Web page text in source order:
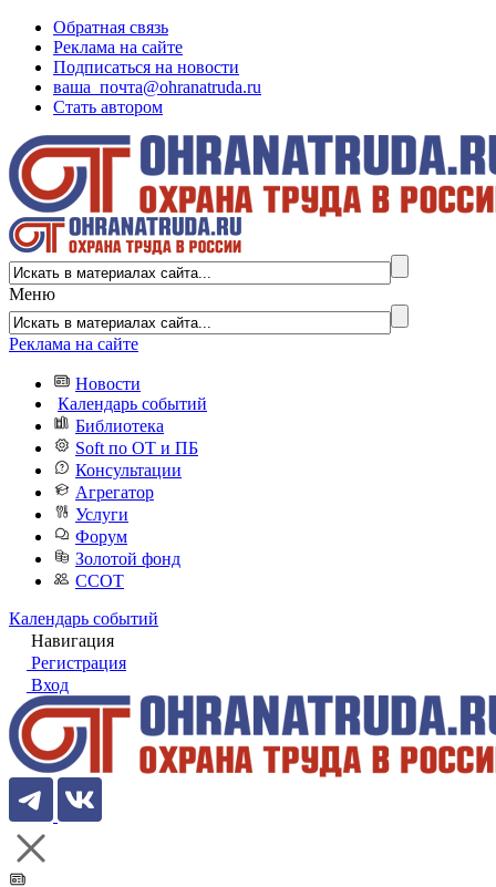
Обратная связь
Реклама на сайте
Подписаться на новости
ваша_почта@ohranatruda.ru
Стать автором
Меню
Реклама на сайте
Новости
Календарь событий
Библиотека
Soft по ОТ и ПБ
Консультации
Агрегатор
Услуги
Форум
Золотой фонд
ССОТ
Календарь событий
Навигация
Регистрация
Вход